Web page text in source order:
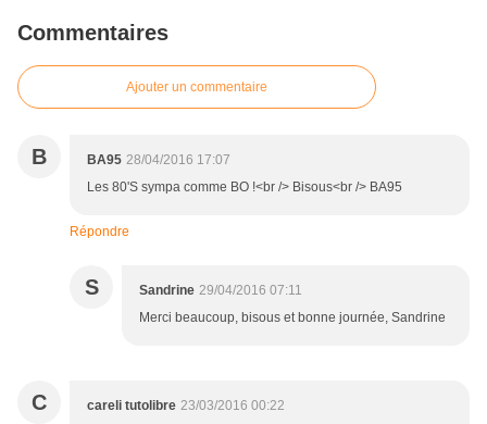
Commentaires
Ajouter un commentaire
B BA95 28/04/2016 17:07
Les 80'S sympa comme BO !<br /> Bisous<br /> BA95
Répondre
S Sandrine 29/04/2016 07:11
Merci beaucoup, bisous et bonne journée, Sandrine
C careli tutolibre 23/03/2016 00:22